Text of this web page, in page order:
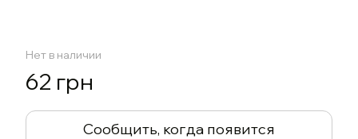
Нет в наличии
62 грн
Сообщить, когда появится